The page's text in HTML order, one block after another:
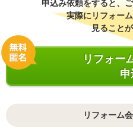
申込み依頼をすると、
実際にリフォー
見ること
リフォー
申
リフォーム